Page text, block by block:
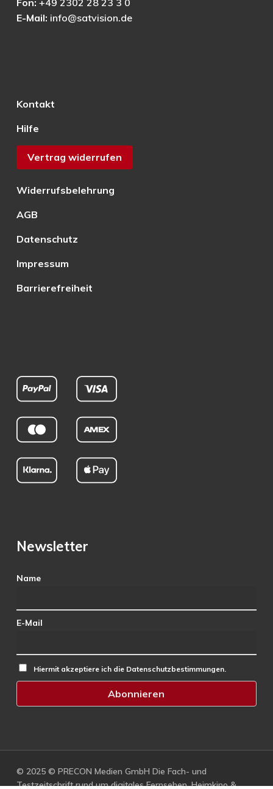
Fon: +49 2302 28 23 3 0
E-Mail: info@satvision.de
Kontakt
Hilfe
Vertrag widerrufen
Widerrufsbelehrung
AGB
Datenschutz
Impressum
Barrierefreiheit
Newsletter
Name
E-Mail
Hiermit akzeptiere ich die Datenschutzbestimmungen.
© 2025 © PRECON Medien GmbH Die Fach- und
Testzeitschrift rund um digitales Fernsehen, Heimkino &